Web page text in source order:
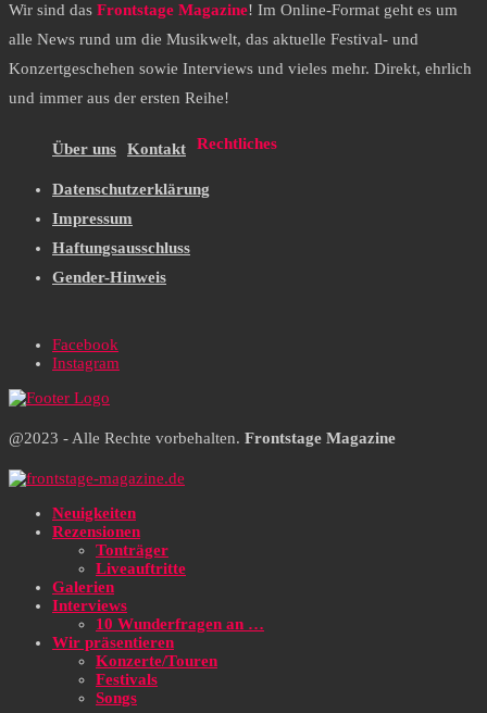
Wir sind das Frontstage Magazine! Im Online-Format geht es um
alle News rund um die Musikwelt, das aktuelle Festival- und
Konzertgeschehen sowie Interviews und vieles mehr. Direkt, ehrlich
und immer aus der ersten Reihe!
Über uns Kontakt Rechtliches
Datenschutzerklärung
Impressum
Haftungsausschluss
Gender-Hinweis
Facebook
Instagram
@2023 - Alle Rechte vorbehalten. Frontstage Magazine
Neuigkeiten
Rezensionen
Tonträger
Liveauftritte
Galerien
Interviews
10 Wunderfragen an …
Wir präsentieren
Konzerte/Touren
Festivals
Songs